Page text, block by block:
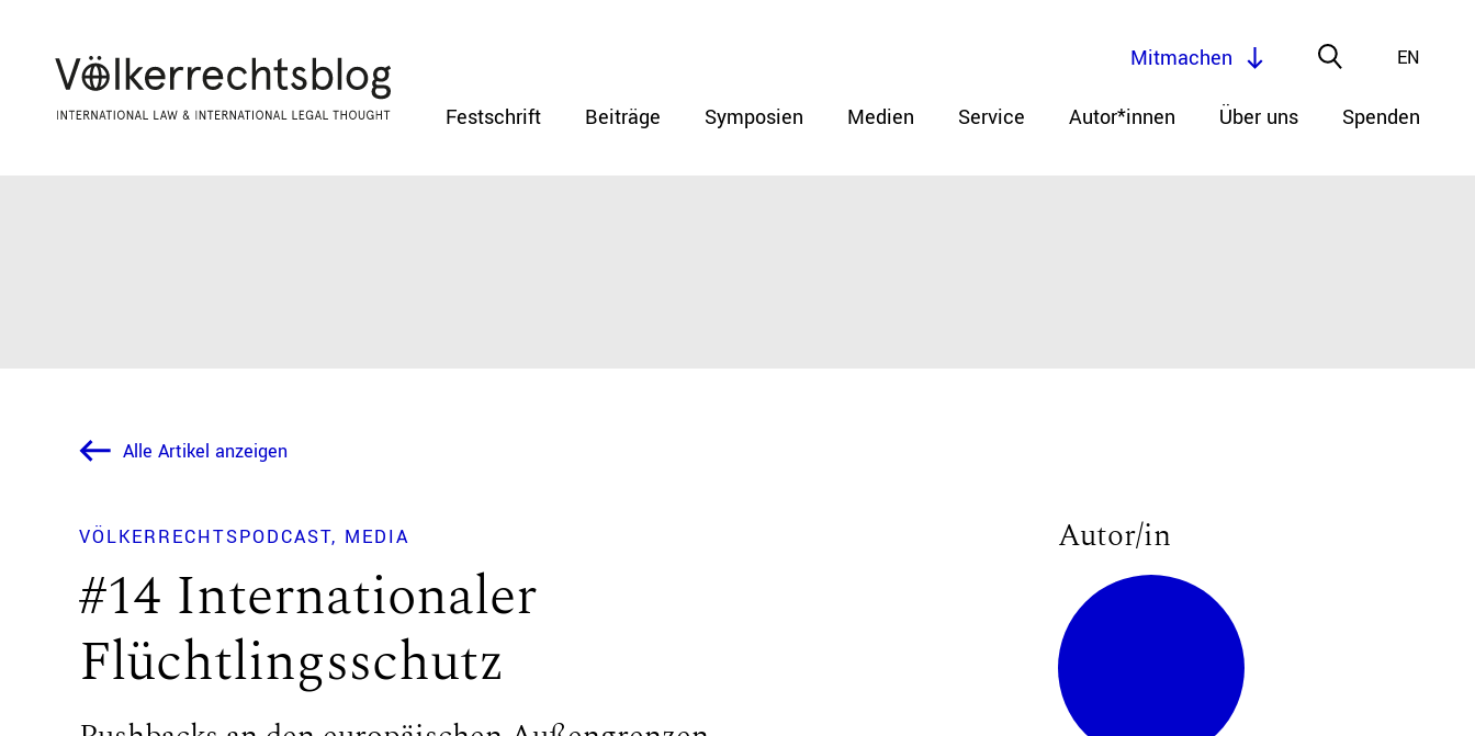
Festschrift Beiträge Symposien Medien Service Autor*innen Über uns Spenden
EN
Mitmachen
Alle Artikel anzeigen
VÖLKERRECHTSPODCAST MEDIA
#14 Internationaler
Flüchtlingsschutz
Autor/in